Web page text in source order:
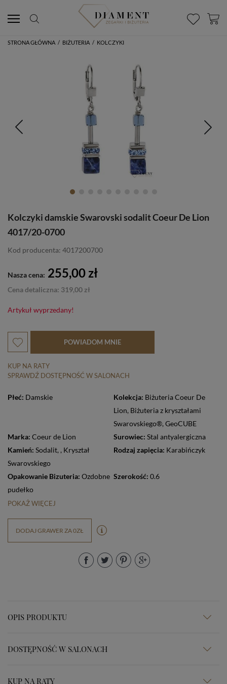
STRONA GŁÓWNA / BIŻUTERIA / KOLCZYKI
Kolczyki damskie Swarovski sodalit Coeur De Lion
4017/20-0700
Kod producenta: 4017200700
Nasza cena: 255,00 zł
Cena detaliczna: 319,00 zł
Artykuł wyprzedany!
POWIADOM MNIE
KUP NA RATY
SPRAWDŹ DOSTĘPNOŚĆ W SALONACH
Płeć: Damskie Kolekcja: Biżuteria Coeur De
Lion,
Swarovskiego®, GeoCUBE
Marka: Coeur de Lion Surowiec: Stal antyalergiczna
Kamień: Sodalit, ,
Swarovskiego
Rodzaj zapięcia: Karabińczyk
Opakowanie Bizuteria: Ozdobne
pudełko
Szerokość: 0.6
POKAŻ WIĘCEJ
DODAJ GRAWER ZA 0ZŁ
OPIS PRODUKTU
DOSTĘPNOŚĆ W SALONACH
KUP NA RATY